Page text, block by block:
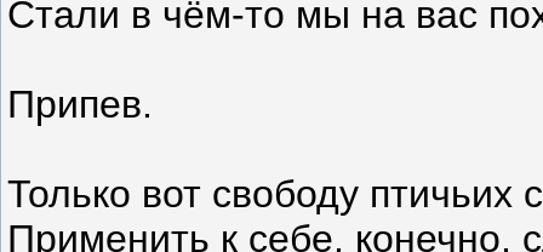
Стали в чём-то мы на вас
Припев.
Только вот свободу птичьих
Применить к себе, конечно,